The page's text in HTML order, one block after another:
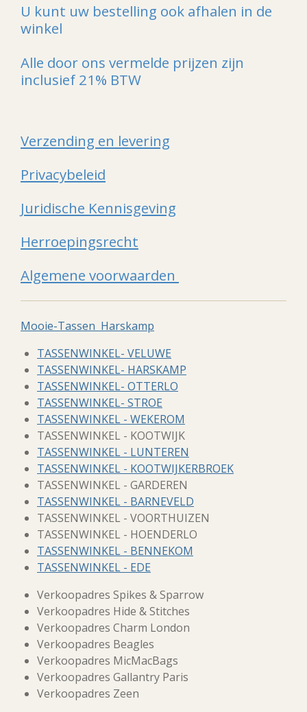
U kunt uw bestelling ook afhalen in de
winkel
Alle door ons vermelde prijzen zijn
inclusief 21% BTW
Verzending en levering
Privacybeleid
Juridische Kennisgeving
Herroepingsrecht
Algemene voorwaarden
Mooie-Tassen Harskamp
TASSENWINKEL- VELUWE
TASSENWINKEL- HARSKAMP
TASSENWINKEL- OTTERLO
TASSENWINKEL- STROE
TASSENWINKEL - WEKEROM
TASSENWINKEL - KOOTWIJK
TASSENWINKEL - LUNTEREN
TASSENWINKEL - KOOTWIJKERBROEK
TASSENWINKEL - GARDEREN
TASSENWINKEL - BARNEVELD
TASSENWINKEL - VOORTHUIZEN
TASSENWINKEL - HOENDERLO
TASSENWINKEL - BENNEKOM
TASSENWINKEL - EDE
Verkoopadres Spikes & Sparrow
Verkoopadres Hide & Stitches
Verkoopadres Charm London
Verkoopadres Beagles
Verkoopadres MicMacBags
Verkoopadres Gallantry Paris
Verkoopadres Zeen